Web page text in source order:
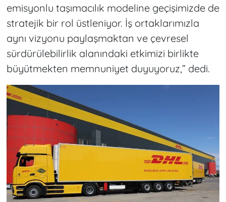
emisyonlu taşımacılık modeline geçişimizde de
stratejik bir rol üstleniyor. İş ortaklarımızla
aynı vizyonu paylaşmaktan ve çevresel
sürdürülebilirlik alanındaki etkimizi birlikte
büyütmekten memnuniyet duyuyoruz,” dedi.